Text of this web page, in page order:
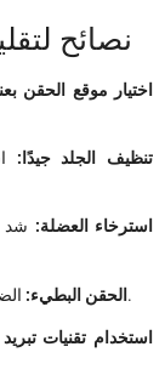
:نصائح
اختيار موقع الحقن
تنظيف الجلد جيدًا:
استرخاء العضلة: شد
الحقن البطيء: الضغط على زر الحقن ببطء يقلل الإحساس بالوخز.
استخدام تقنيات